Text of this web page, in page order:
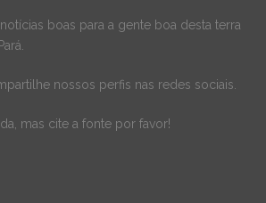
boas para a gente boa desta terra
nossos perfis nas redes sociais.
mas cite a fonte por favor!